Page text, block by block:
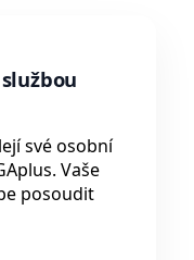
své osobní
Vaše
posoudit